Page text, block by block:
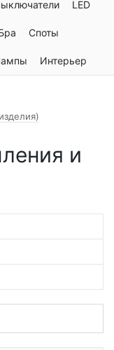
LED
Споты
Интерьер
и